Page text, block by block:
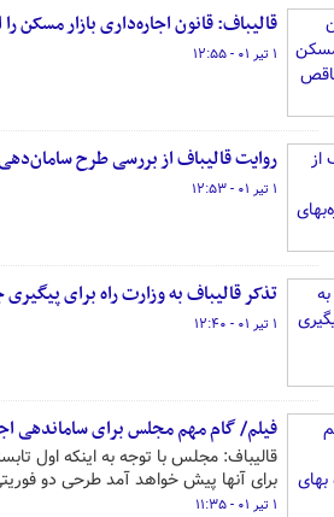
قالیباف: قانون اجاره‌داری بازار مسکن
۱ تیر ۰۱ - ۱۲:۵۵
روایت قالیباف از بررسی طرح
۱ تیر ۰۱ - ۱۲:۵۳
تذکر قالیباف به وزارت راه برای
۱ تیر ۰۱ - ۱۲:۴۰
فیلم/ گام مهم مجلس برای ساماندهی
قالیباف: مجلس با توجه به اینکه اول
برای آنها پیش خواهد آمد طرحی دو
۱ تیر ۰۱ - ۱۱:۳۵